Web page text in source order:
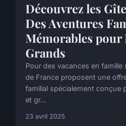
Découvrez les
Des Aventures
Mémorables pour
Grands
Pour des vacances en famille
de France proposent une
familial spécialement conçue
et gr...
23 avril 2025